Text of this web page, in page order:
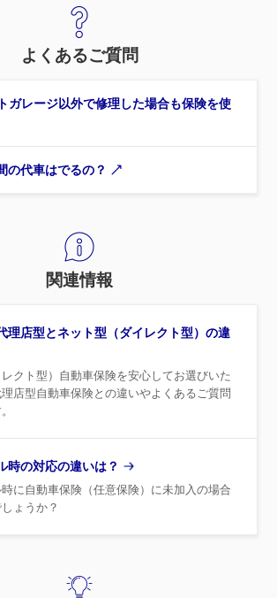
よくあるご質問
ガレージ以外で修理した場合も保険を使
の代車はでるの？
関連情報
理店型とネット型（ダイレクト型）の違
クト型）自動車保険を安心してお選びいた
店型自動車保険との違いやよくあるご質問
時の対応の違いは？
に自動車保険（任意保険）に未加入の場合
ょうか？